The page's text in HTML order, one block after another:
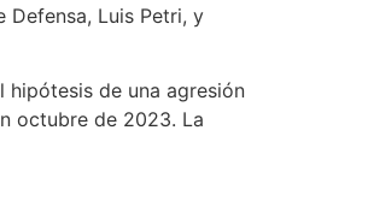
Luis Petri, y
de una agresión
octubre de 2023. La